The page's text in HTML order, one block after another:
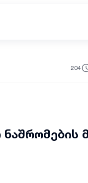
204